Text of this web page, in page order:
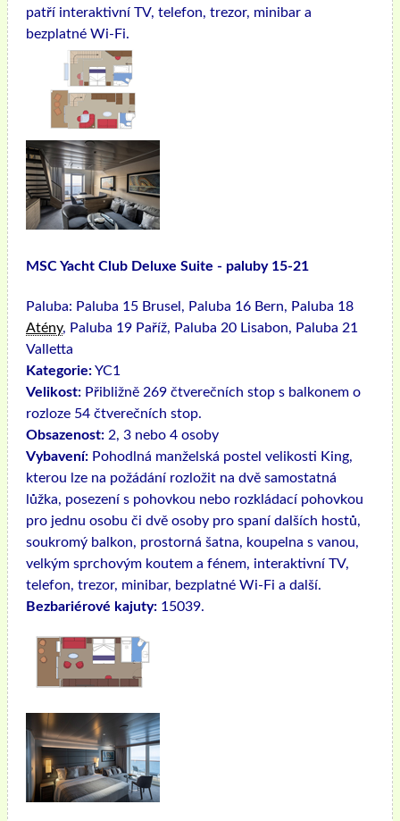
patří interaktivní TV, telefon, trezor, minibar a
bezplatné Wi-Fi.
MSC Yacht Club Deluxe Suite - paluby 15-21
Paluba: Paluba 15 Brusel, Paluba 16 Bern, Paluba 18
Atény, Paluba 19 Paříž, Paluba 20 Lisabon, Paluba 21
Valletta
Kategorie:YC1
Velikost: Přibližně 269 čtverečních stop s balkonem o
rozloze 54 čtverečních stop.
Obsazenost: 2, 3 nebo 4 osoby
Vybavení: Pohodlná manželská postel velikosti King,
kterou lze na požádání rozložit na dvě samostatná
lůžka, posezení s pohovkou nebo rozkládací pohovkou
pro jednu osobu či dvě osoby pro spaní dalších hostů,
soukromý balkon, prostorná šatna, koupelna s vanou,
velkým sprchovým koutem a fénem, ​​interaktivní TV,
telefon, trezor, minibar, bezplatné Wi-Fi a další.
Bezbariérové ​​kajuty: 15039.